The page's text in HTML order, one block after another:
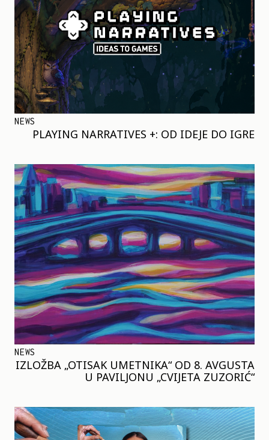
NEWS
PLAYING NARRATIVES +: OD IDEJE DO IGRE
NEWS
IZLOŽBA „OTISAK UMETNIKA“ OD 8. AVGUSTA
U PAVILJONU „CVIJETA ZUZORIĆ“